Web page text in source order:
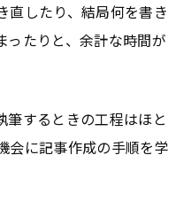
直したり、結局何を書き
ったりと、余計な時間が
筆するときの工程はほと
会に記事作成の手順を学